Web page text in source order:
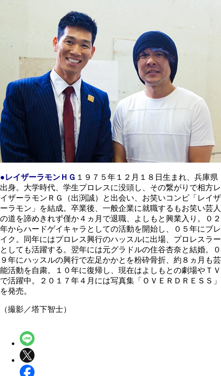
●レイザーラモンＨＧ １９７５年１２月１８日生まれ、兵庫県
出身。大学時代、学生プロレスに没頭し、その繋がりで相方レ
イザーラモンＲＧ（出渕誠）と出会い、お笑いコンビ「レイザ
ーラモン」を結成。卒業後、一般企業に就職するもお笑い芸人
の道を諦めきれず僅か４ヵ月で退職、よしもと興業入り。０２
年からハードゲイキャラとしての活動を開始し、０５年にブレ
イク。同年にはプロレス興行のハッスルに出場、プロレスラー
としても活躍する。翌年には元グラドルの住谷杏奈と結婚。０
９年にハッスルの興行で左足かかとを粉砕骨折、約８ヵ月も芸
能活動を自粛。１０年に復帰し、現在はよしもとの劇場やＴＶ
で活躍中。２０１７年４月には写真集「ＯＶＥＲＤＲＥＳＳ」
を発売。
（撮影／塔下智士）